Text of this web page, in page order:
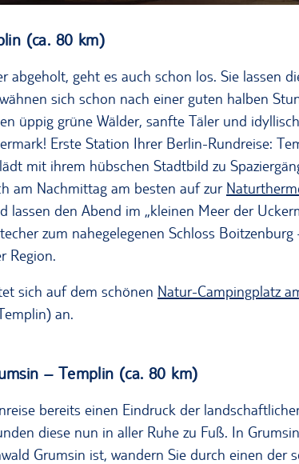
(ca. 80 km)
abgeholt, geht es auch schon los. Sie lassen
sich schon nach einer guten halben
üppig grüne Wälder, sanfte Täler und
Erste Station Ihrer Berlin-Rundreise:
mit ihrem hübschen Stadtbild zu
am Nachmittag am besten auf zur
lassen den Abend im „kleinen Meer der
zum nahegelegenen Schloss
Region.
sich auf dem schönen Natur-Campingplatz
an.
– Templin (ca. 80 km)
bereits einen Eindruck der
diese nun in aller Ruhe zu Fuß. In
Grumsin ist, wandern Sie durch einen der